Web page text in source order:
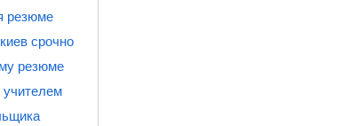
резюме
срочно
резюме
учителем